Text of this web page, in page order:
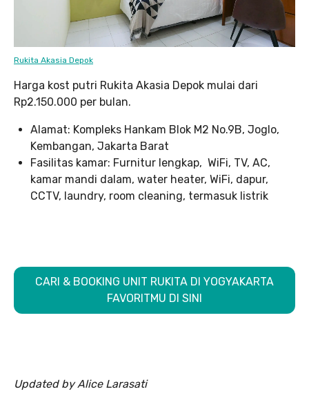
Rukita Akasia Depok
Harga kost putri Rukita Akasia Depok mulai dari
Rp2.150.000 per bulan.
Alamat: Kompleks Hankam Blok M2 No.9B, Joglo,
Kembangan, Jakarta Barat
Fasilitas kamar: Furnitur lengkap, WiFi, TV, AC,
kamar mandi dalam, water heater, WiFi, dapur,
CCTV, laundry, room cleaning, termasuk listrik
CARI & BOOKING UNIT RUKITA DI YOGYAKARTA
FAVORITMU DI SINI
Updated by Alice Larasati